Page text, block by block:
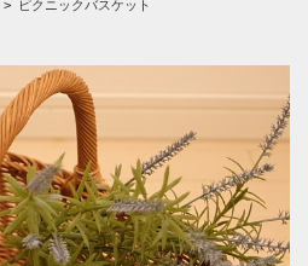
> ピクニックバスケット